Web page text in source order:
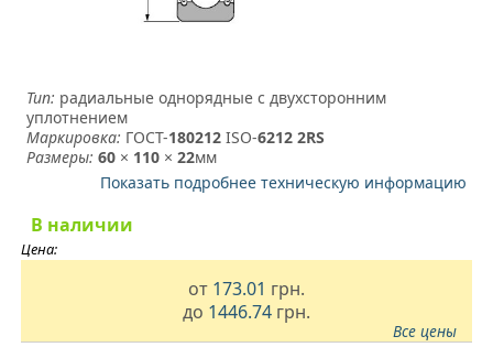
Тип: радиальные однорядные с двухсторонним
уплотнением
Маркировка: ГОСТ-180212 ­ ISO-6212 2RS
Размеры: 60 × 110 ×22мм
Показать подробнее техническую информацию
В наличии
Цена:
от 173.01 грн.
до 1446.74 грн.
Все цены